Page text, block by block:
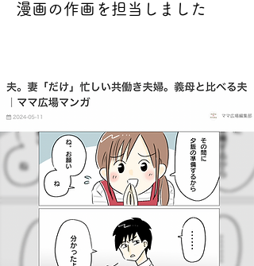
漫画の作画を担当しました